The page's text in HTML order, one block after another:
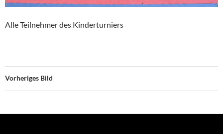
Alle Teilnehmer des Kinderturniers
Vorheriges Bild